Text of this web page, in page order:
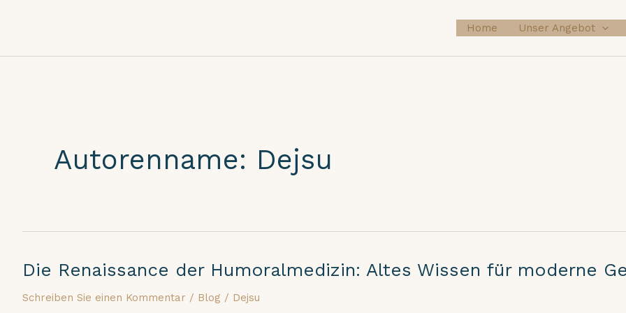
Home Unser Angebot
Autorenname: Dejsu
Die Renaissance der Humoralmedizin: Altes Wissen für moderne
Schreiben Sie einen Kommentar / Blog / Dejsu
Die
der